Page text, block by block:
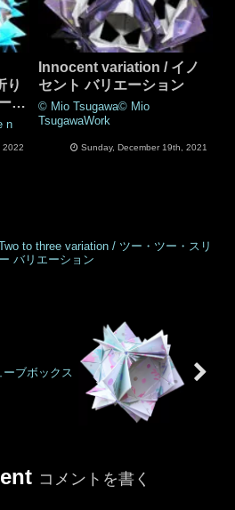
り
シ
n
2022
Innocent variation / イノ
セント バリエーション
© Mio Tsugawa© Mio
TsugawaWork
Sunday, December 19th, 2021
to three variation / ツー・ツー・スリ
ー バリエーション
ブボックス
コメントを書く